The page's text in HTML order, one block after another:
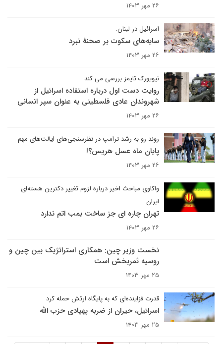
۲۶ مهر ۱۴۰۳
اسرائیل در لبنان:
سایه‌های سکوت بر صحنهٔ نبرد
۲۶ مهر ۱۴۰۳
نیویورک تایمز بررسی می کند
روایت دست اول درباره استفاده اسرائیل از
شهروندان عادی فلسطینی به عنوان سپر انسانی
۲۶ مهر ۱۴۰۳
روند رو به رشد ترامپ در نظرسنجی‌های ایالت‌های مهم
پایان ماه عسل هریس؟!
۲۶ مهر ۱۴۰۳
واکاوی مباحث اخیر درباره لزوم تغییر دکترین هسته‌ای
ایران
تهران چاره ای جز ساخت بمب اتم ندارد
۲۶ مهر ۱۴۰۳
نخست وزیر چین: همکاری استراتژیک بین چین و
روسیه ثمربخش است
۲۵ مهر ۱۴۰۳
قدرت فزاینده‌ای که به پایگاه ارتش حمله کرد
اسرائیل، حیران از ضربه پهپادی حزب الله
۲۵ مهر ۱۴۰۳